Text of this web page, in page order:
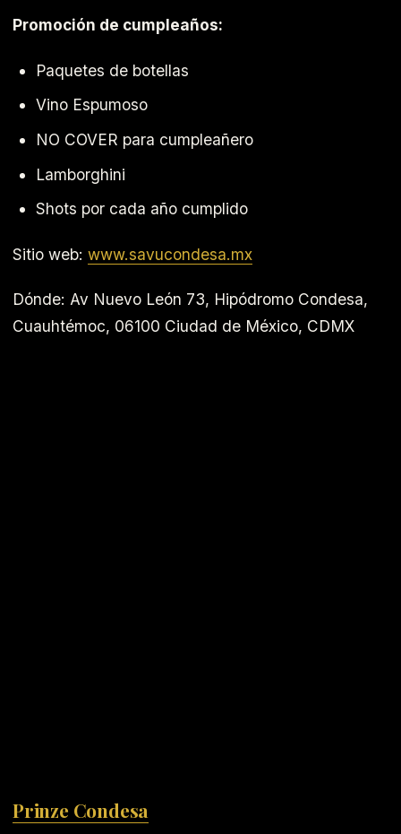
Promoción de cumpleaños:
Paquetes de botellas
Vino Espumoso
NO COVER para cumpleañero
Lamborghini
Shots por cada año cumplido
Sitio web: www.savucondesa.mx
Dónde: Av Nuevo León 73, Hipódromo Condesa,
Cuauhtémoc, 06100 Ciudad de México, CDMX
Prinze Condesa